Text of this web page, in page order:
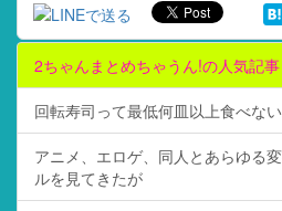
2ちゃんまとめちゃうん!の人気記事
回転寿司って最低何皿以上食べな
アニメ、エロゲ、同人とあらゆる
ルを見てきたが